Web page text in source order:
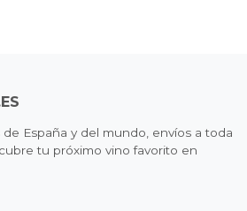
España y del mundo, envíos a toda
tu próximo vino favorito en